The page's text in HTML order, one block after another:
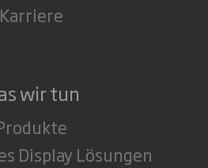
Karriere
wir tun
Display Lösungen